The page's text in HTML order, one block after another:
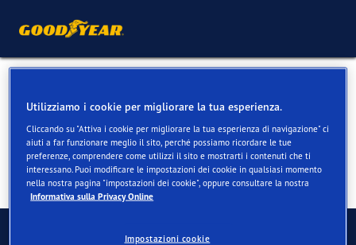
Utilizziamo i cookie per migliorare la tua esperienza.
Cliccando su "Attiva i cookie per migliorare la tua esperienza di navigazione" ci
aiuti a far funzionare meglio il sito, perché possiamo ricordare le tue
preferenze, comprendere come utilizzi il sito e mostrarti i contenuti che ti
interessano. Puoi modificare le impostazioni dei cookie in qualsiasi momento
nella nostra pagina "impostazioni dei cookie", oppure consultare la nostra
Informativa sulla Privacy Online
Impostazioni cookie